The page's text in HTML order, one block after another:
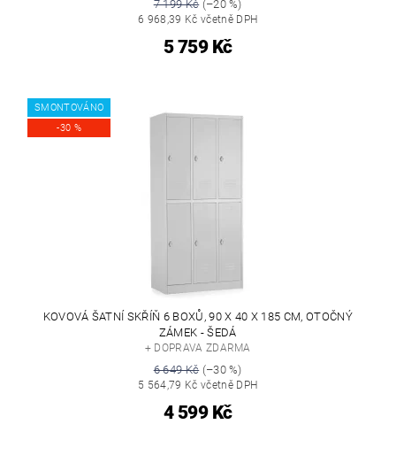
7 199 Kč(–20 %)
6 968,39 Kč včetně DPH
5 759 Kč
SMONTOVÁNO
-30 %
KOVOVÁ ŠATNÍ SKŘÍŇ 6 BOXŮ, 90 X 40 X 185 CM, OTOČNÝ
ZÁMEK - ŠEDÁ
+ DOPRAVA ZDARMA
6 649 Kč(–30 %)
5 564,79 Kč včetně DPH
4 599 Kč